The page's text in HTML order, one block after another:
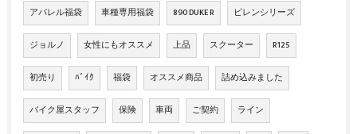
アパレル福袋 車種専用福袋 890 DUKE R ピレンシリーズ
ジョルノ 女性にもオススメ 上品 スクーター R125
初売り ﾊﾞｲｸ 福袋 オススメ商品 詰め込みました
バイク屋スタッフ 保険 車両 ご契約 ライン